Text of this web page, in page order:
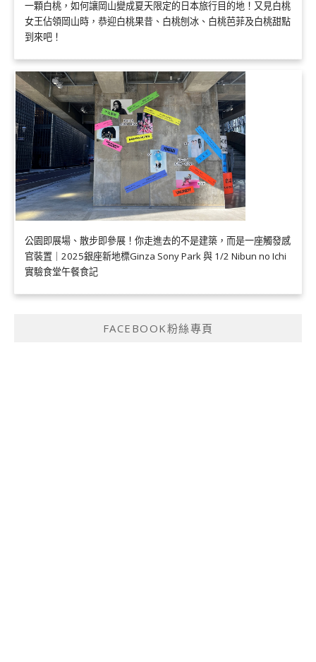
一顆白桃，如何讓岡山變成夏天限定的日本旅行目的地！又見白桃
女王佔領岡山時，恭迎白桃果昔、白桃刨冰、白桃芭菲及白桃甜點
到來吧！
公園即展場、散步即參展！你走進去的不是建築，而是一座觸發感
官裝置｜2025銀座新地標Ginza Sony Park 與 1/2 Nibun no Ichi
實驗食堂午餐食記
FACEBOOK粉絲專頁